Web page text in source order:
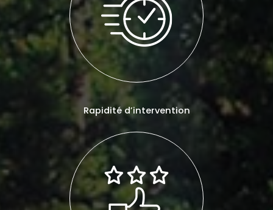
Rapidité d’intervention